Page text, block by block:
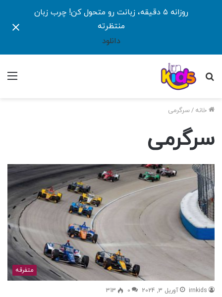
روزانه ۵ دقیقه، زبانت رو متحول کن! چرب زبان
منتظرته
دانلود
جستجو
خانه /سرگرمی
سرگرمی
متفرقه
irnkids آوریل 3, 2024 0
313